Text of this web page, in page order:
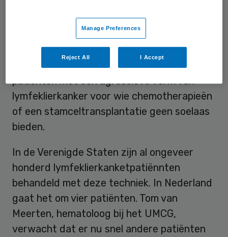
vernietigen. En met succes. De patiënt
maakt het volgens het universitair
ziekenhuis, naar omstandigheden, goed.
Het gaat om een behandeling voor
patiënten met een agressieve vorm van
lymfeklierkanker voor wie chemotherapieën
of een stamceltransplantatie geen soelaas
bieden.
In de Verenigde Staten zijn al ongeveer
honderd lymfeklierkanketpatiënnten
behandeld met deze techniek. In Nederland
gaat het om vier patiënten. Tom van
Meerten, hematoloog bij het UMCG,
verwacht dat er nu snel andere patiënten
Manage Preferences
Reject All I Accept